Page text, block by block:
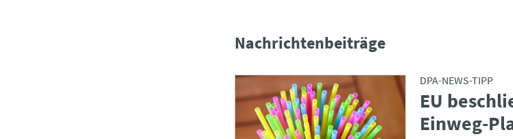
Nachrichtenbeiträge
DPA-NEWS-TIPP
EU
Einweg-